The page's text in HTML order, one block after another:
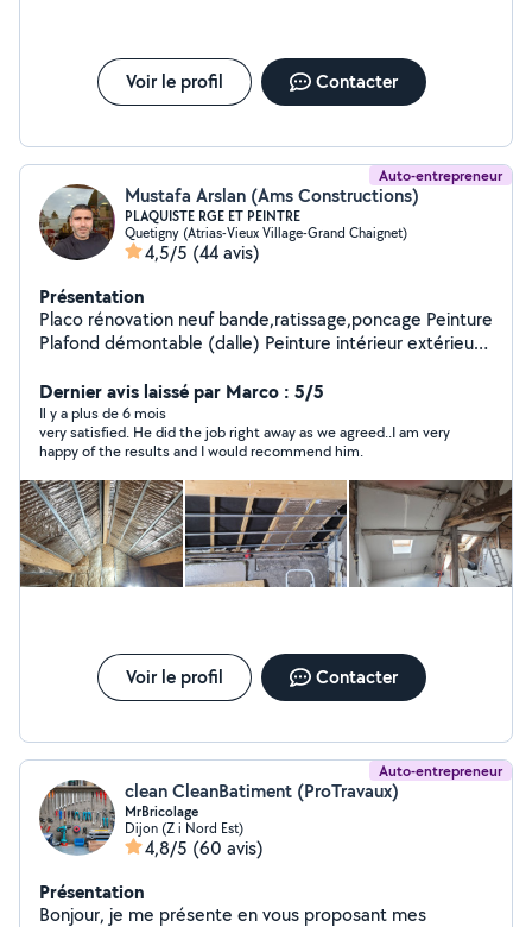
Voir le profil Contacter
Auto-entrepreneur
Mustafa Arslan (Ams Constructions)
PLAQUISTE RGE ET PEINTRE
Quetigny (Atrias-Vieux Village-Grand Chaignet)
4,5/5 (44 avis)
Présentation
Placo rénovation neuf bande,ratissage,poncage Peinture
Plafond démontable (dalle) Peinture intérieur extérieur
REELE ET NON DES COPIER COLLER LEROY MERLIN
COMME BEAUCOUP LE FOND Pose parquet
Électricités Plomberie Travaux vies en main
Dernier avis laissé par Marco : 5/5
Il y a plus de 6 mois
very satisfied. He did the job right away as we agreed..I am very
happy of the results and I would recommend him.
Voir le profil Contacter
Auto-entrepreneur
clean CleanBatiment (ProTravaux)
MrBricolage
Dijon (Z i Nord Est)
4,8/5 (60 avis)
Présentation
Bonjour, je me présente en vous proposant mes